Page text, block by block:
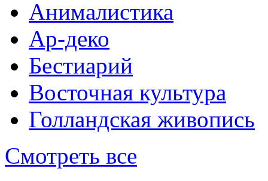
Анималистика
Ар-деко
Бестиарий
Восточная культура
Голландская живопись
Смотреть все